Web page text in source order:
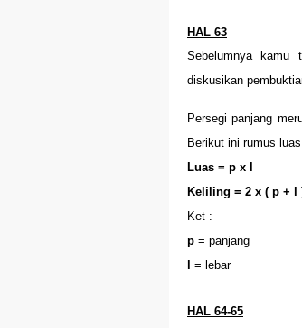
HAL 63
Sebelumnya kamu
diskusikan
Persegi panjang
Berikut ini rumus
Luas = p x l
Keliling = 2 x ( p + l
Ket :
p = panjang
= lebar
HAL 64-65